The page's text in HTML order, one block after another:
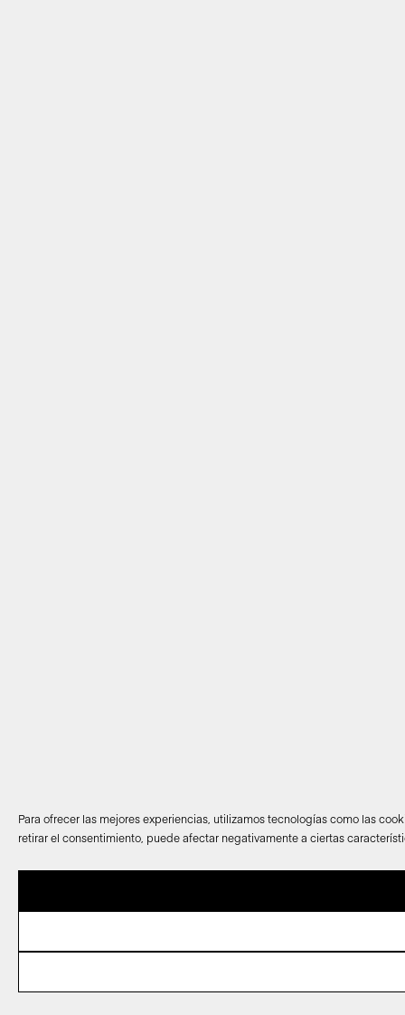
Para ofrecer las mejores experiencias, utilizamos tecnologías como las
retirar el consentimiento, puede afectar negativamente a ciertas